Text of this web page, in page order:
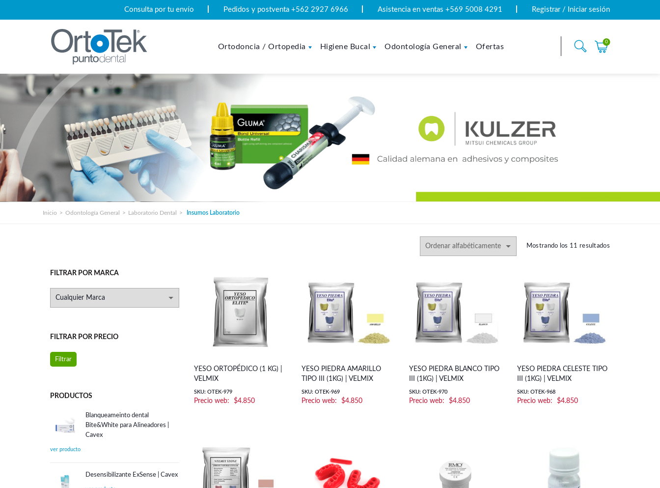
Consulta por tu envío Pedidos y postventa +562 2927 6966 Asistencia en ventas +569 5008 4291 Registrar / Iniciar sesión
Ortodoncia / Ortopedia Higiene Bucal Odontología General Ofertas
0
Inicio Odontología General Laboratorio Dental Insumos Laboratorio
Mostrando los 11 resultados
YESO ORTOPÉDICO (1 KG) |
VELMIX
SKU: OTEK-979
$4.850
YESO PIEDRA AMARILLO
TIPO III (1KG) | VELMIX
SKU: OTEK-969
$4.850
YESO PIEDRA BLANCO TIPO
III (1KG) | VELMIX
SKU: OTEK-970
$4.850
YESO PIEDRA CELESTE TIPO
III (1KG) | VELMIX
SKU: OTEK-968
$4.850
FILTRAR POR MARCA
FILTRAR POR PRECIO
Precio
Precio
Filtrar
PRODUCTOS
Blanqueameinto dental
Bite&White para Alineadores |
Cavex
Desensibilizante ExSense | Cavex